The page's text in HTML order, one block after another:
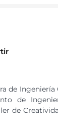
de
de
de